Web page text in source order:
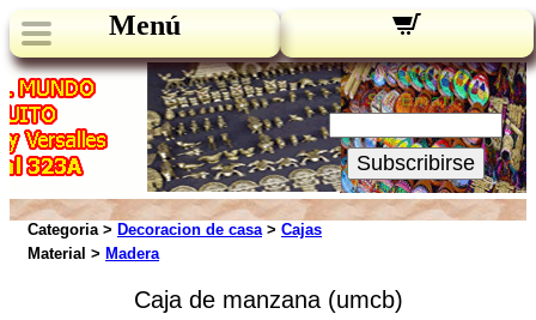
Menú
Novedades:
Su Email:
Subscribirse
Categoria > Decoracion de casa> Cajas
Material > Madera
Caja de manzana (umcb)